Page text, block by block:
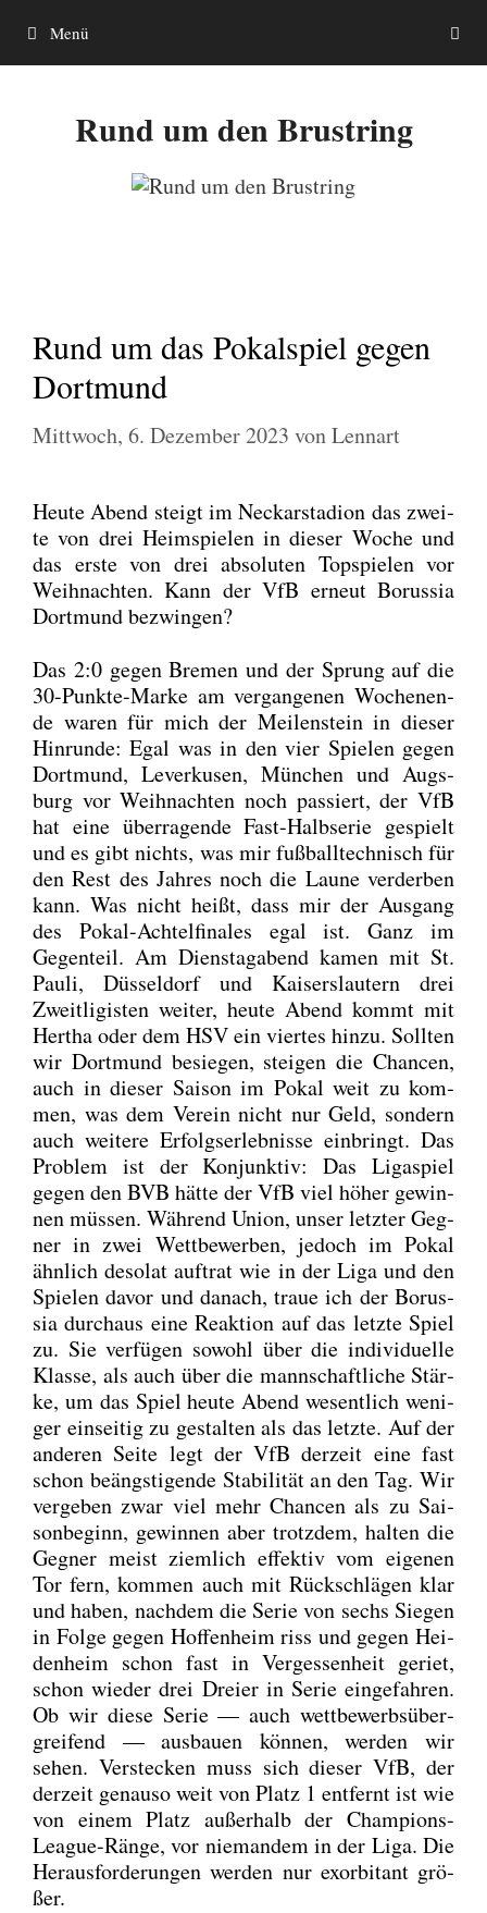
Inhalt
springen
Menü
Rund um den Brustring
Rund um das Pokalspiel gegen
Dortmund
Mittwoch, 6. Dezember 2023 vonLennart
Heu­te Abend steigt im Neckar­sta­di­on das zwei­
te von drei Heim­spie­len in die­ser Woche und
das ers­te von drei abso­lu­ten Top­spie­len vor
Weih­nach­ten. Kann der VfB erneut Borus­sia
Dort­mund bezwin­gen?
Das 2:0 gegen Bre­men und der Sprung auf die
30-Punk­te-Mar­ke am ver­gan­ge­nen Wochen­en­
de waren für mich der Mei­len­stein in die­ser
Hin­run­de: Egal was in den vier Spie­len gegen
Dort­mund, Lever­ku­sen, Mün­chen und Augs­
burg vor Weih­nach­ten noch pas­siert, der VfB
hat eine über­ra­gen­de Fast-Halb­se­rie gespielt
und es gibt nichts, was mir fuß­ball­tech­nisch für
den Rest des Jah­res noch die Lau­ne ver­der­ben
kann. Was nicht heißt, dass mir der Aus­gang
des Pokal-Ach­tel­fi­na­les egal ist. Ganz im
Gegen­teil. Am Diens­tag­abend kamen mit St.
Pau­li, Düs­sel­dorf und Kai­sers­lau­tern drei
Zweit­li­gis­ten wei­ter, heu­te Abend kommt mit
Her­tha oder dem HSV ein vier­tes hin­zu. Soll­ten
wir Dort­mund besie­gen, stei­gen die Chan­cen,
auch in die­ser Sai­son im Pokal weit zu kom­
men, was dem Ver­ein nicht nur Geld, son­dern
auch wei­te­re Erfolgs­er­leb­nis­se ein­bringt. Das
Pro­blem ist der Kon­junk­tiv: Das Liga­spiel
gegen den BVB hät­te der VfB viel höher gewin­
nen müs­sen. Wäh­rend Uni­on, unser letz­ter Geg­
ner in zwei Wett­be­wer­ben, jedoch im Pokal
ähn­lich deso­lat auf­trat wie in der Liga und den
Spie­len davor und danach, traue ich der Borus­
sia durch­aus eine Reak­ti­on auf das letz­te Spiel
zu. Sie ver­fü­gen sowohl über die indi­vi­du­el­le
Klas­se, als auch über die mann­schaft­li­che Stär­
ke, um das Spiel heu­te Abend wesent­lich weni­
ger ein­sei­tig zu gestal­ten als das letz­te. Auf der
ande­ren Sei­te legt der VfB der­zeit eine fast
schon beängs­ti­gen­de Sta­bi­li­tät an den Tag. Wir
ver­ge­ben zwar viel mehr Chan­cen als zu Sai­
son­be­ginn, gewin­nen aber trotz­dem, hal­ten die
Geg­ner meist ziem­lich effek­tiv vom eige­nen
Tor fern, kom­men auch mit Rück­schlä­gen klar
und haben, nach­dem die Serie von sechs Sie­gen
in Fol­ge gegen Hof­fen­heim riss und gegen Hei­
den­heim schon fast in Ver­ges­sen­heit geriet,
schon wie­der drei Drei­er in Serie ein­ge­fah­ren.
Ob wir die­se Serie — auch wett­be­werbs­über­
grei­fend — aus­bau­en kön­nen, wer­den wir
sehen. Ver­ste­cken muss sich die­ser VfB, der
der­zeit genau­so weit von Platz 1 ent­fernt ist wie
von einem Platz außer­halb der Cham­pi­ons-
League-Rän­ge, vor nie­man­dem in der Liga. Die
Her­aus­for­de­run­gen wer­den nur exor­bi­tant grö­
ßer.